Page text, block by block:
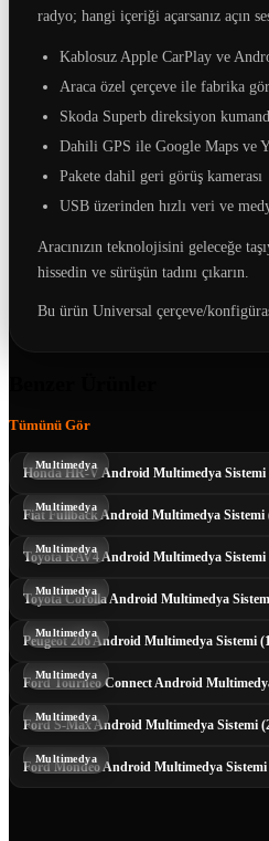
radyo; hangi içeriği açarsanız açın
Kablosuz Apple CarPlay ve
Araca özel çerçeve ile fabrika
Skoda Superb direksiyon
Dahili GPS ile Google Maps ve
Pakete dahil geri görüş kamerası
USB üzerinden hızlı veri ve
Aracınızın teknolojisini geleceğe
hissedin ve sürüşün tadını çıkarın.
Bu ürün Universal çerçeve/
Tümünü Gör
Honda HR-V Android Multimedya Sistemi
Multimedya
Fiat Fullback Android Multimedya Sistemi
Multimedya
Toyota RAV4 Android Multimedya Sistemi
Multimedya
Toyota Corolla Android Multimedya
Multimedya
Peugeot 206 Android Multimedya Sistemi
Multimedya
Ford Tourneo Connect Android
Multimedya
Ford S-Max Android Multimedya Sistemi
Multimedya
Ford Mondeo Android Multimedya Sistemi
Multimedya